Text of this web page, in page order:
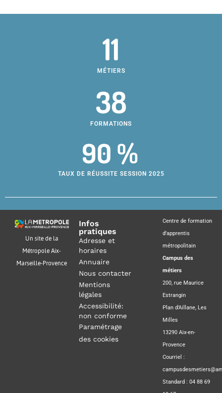
11
MÉTIERS
38
FORMATIONS
90 %
TAUX DE RÉUSSITE SESSION 2025
Un site de la
Métropole Aix-
Marseille-Provence
Infos
pratiques
Adresse et
horaires
Annuaire
Nous contacter
Mentions
légales
Accessibilité:
non conforme
Paramétrage
des cookies
Centre de formation
d’apprentis
métropolitain
Campus des
métiers
200, rue Maurice
Estrangin
Plan d’Aillane, Les
Milles
13290 Aix-en-
Provence
Courriel :
Standard : 04 88 69